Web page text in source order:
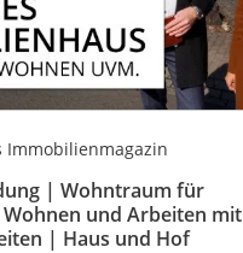
Immobilienmagazin
| Wohntraum für
und Arbeiten mit
| Haus und Hof